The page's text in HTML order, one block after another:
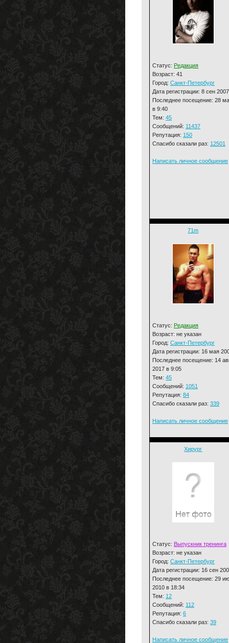
Статус: Редакция
Возраст: 41
Город: Санкт-Петербург
Дата регистрации: 8 сен 2007
Последнее посещение: 28
в 9:40
Тем: 45
Сообщений: 11437
Репутация: 150
Спасибо сказали раз: 12501
Написать личное сообщение
71m
Статус: Редакция
Возраст: не указан
Город: Санкт-Петербург
Дата регистрации: 16 мая
Последнее посещение: 14
2017 в 9:05
Тем: 45
Сообщений: 1051
Репутация: 84
Спасибо сказали раз: 339
Написать личное сообщение
Хирург
Статус: Выпускник тренинга
Возраст: не указан
Город: Санкт-Петербург
Дата регистрации: 16 сен
Последнее посещение: 29
2010 в 18:34
Тем: 12
Сообщений: 112
Репутация: 6
Спасибо сказали раз: 39
Написать личное сообщение